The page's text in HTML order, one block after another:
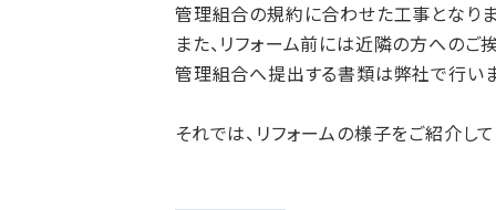
管理組合の規約に合わせた工事となりま
また、リフォーム前には近隣の方へのご
管理組合へ提出する書類は弊社で行い
それでは、リフォームの様子をご紹介して